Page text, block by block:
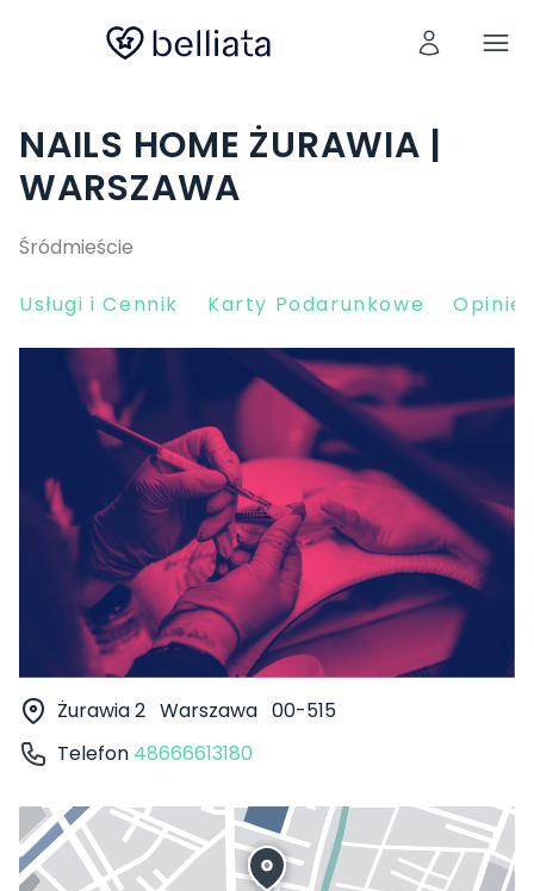
NAILS HOME ŻURAWIA |
WARSZAWA
Śródmieście
Usługi i Cennik Karty Podarunkowe Opinie
Żurawia 2 Warszawa 00-515
Telefon 48666613180